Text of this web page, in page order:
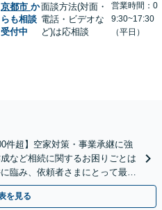
京都市 か
らも相談
受付中
面談方法(対面・
電話・ビデオな
ど)は応相談
営業時間：0
9:30~17:30
（平日）
件超】空家対策・事業承継に強
など相続に関するお困りごとは
臨み、依頼者さまにとって最善
無料駐車場あり】
を見る